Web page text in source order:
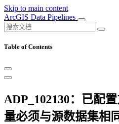
Skip to main content
ArcGIS Data Pipelines
Table of Contents
ADP_102130：已配
量必须与源数据集相